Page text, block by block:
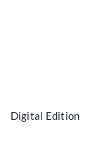
Digital Edition